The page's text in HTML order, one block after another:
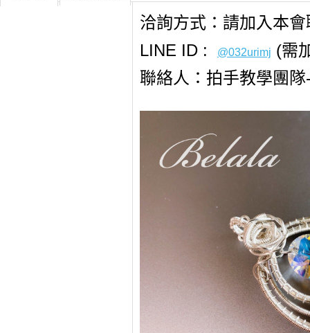
洽詢方式：請加入本
LINE ID :
@032urimj (需
聯絡人：拍手教學團隊